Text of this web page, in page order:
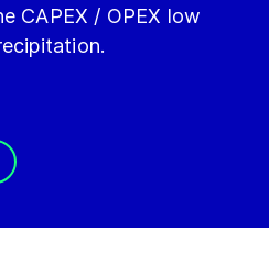
CAPEX / OPEX low